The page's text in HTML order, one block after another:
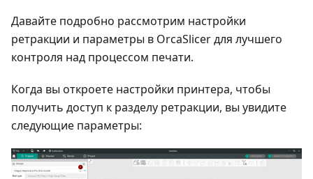
Давайте подробно рассмотрим настройки
ретракции и параметры в OrcaSlicer для лучшего
контроля над процессом печати.
Когда вы откроете настройки принтера, чтобы
получить доступ к разделу ретракции, вы увидите
следующие параметры: